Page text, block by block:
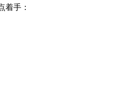
着手：